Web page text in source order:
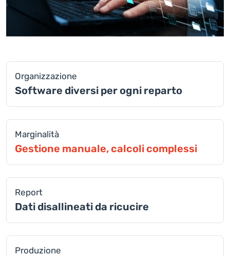
Organizzazione
Software diversi per ogni reparto
Marginalità
Gestione manuale, calcoli complessi
Report
Dati disallineati da ricucire
Produzione